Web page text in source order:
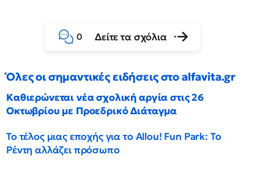
0 Δείτε τα σχόλια
Όλες οι σημαντικές ειδήσεις στο alfavita.gr
Καθιερώνεται νέα σχολική αργία στις 26
Οκτωβρίου με Προεδρικό Διάταγμα
Το τέλος μιας εποχής για το Allou! Fun Park: Το
Ρέντη αλλάζει πρόσωπο